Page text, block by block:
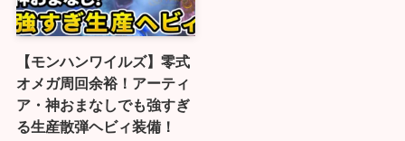
【モンハンワイルズ】零式
オメガ周回余裕！アーティ
ア・神おまなしでも強すぎ
る生産散弾ヘビィ装備！